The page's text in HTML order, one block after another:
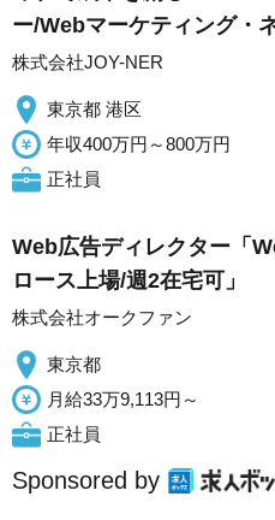
ー/Webマーケティング・
株式会社JOY-NER
東京都 港区
年収400万円～800万円
正社員
Web広告ディレクター「
ロース上場/週2在宅可」
株式会社オークファン
東京都
月給33万9,113円～
正社員
Sponsored by